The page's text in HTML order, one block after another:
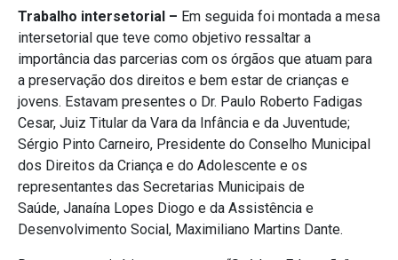
Trabalho intersetorial – Em seguida foi montada a mesa
intersetorial que teve como objetivo ressaltar a
importância das parcerias com os órgãos que atuam para
a preservação dos direitos e bem estar de crianças e
jovens. Estavam presentes o Dr. Paulo Roberto Fadigas
Cesar, Juiz Titular da Vara da Infância e da Juventude;
Sérgio Pinto Carneiro, Presidente do Conselho Municipal
dos Direitos da Criança e do Adolescente e os
representantes das Secretarias Municipais de
Saúde, Janaína Lopes Diogo e da Assistência e
Desenvolvimento Social, Maximiliano Martins Dante.